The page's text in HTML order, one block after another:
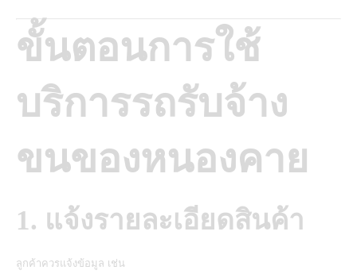
ขั้นตอนการใช้
บริการรถรับจ้าง
ขนของหนองคาย
1. แจ้งรายละเอียดสินค้า
ลูกค้าควรแจ้งข้อมูล เช่น